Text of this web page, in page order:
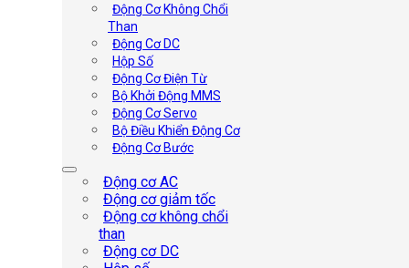
Động Cơ Không Chổi
Than
Động Cơ DC
Hộp Số
Động Cơ Điện Từ
Bộ Khởi Động MMS
Động Cơ Servo
Bộ Điều Khiển Động Cơ
Động Cơ Bước
Động cơ AC
Động cơ giảm tốc
Động cơ không chổi
than
Động cơ DC